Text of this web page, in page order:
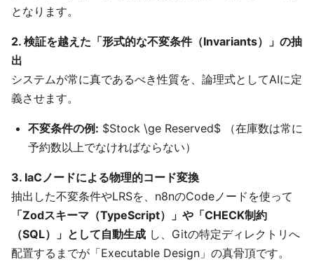
となります。
2. 検証を越えた「形式的な不変条件（Invariants）」の抽
出
システムが常に真であるべき性質を、論理式としてAIに定
義させます。
不変条件の例: $Stock \ge Reserved$ （在庫数は常に
予約数以上でなければならない）
3. IaCノードによる物理的コード変換
抽出した不変条件やLRSを、n8nのCodeノードを使って
「Zodスキーマ（TypeScript）」や「CHECK制約
（SQL）」として自動生成 し、Gitの特定ディレクトリへ
配置するまでが「Executable Design」の真骨頂です。